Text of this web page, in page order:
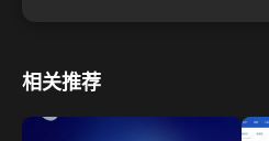
相关推荐